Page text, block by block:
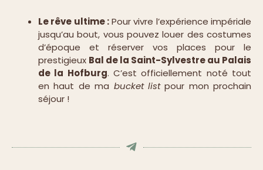
Le rêve ultime :Pour vivre l’expérience impériale
jusqu’au bout, vous pouvez louer des costumes
d’époque et réserver vos places pour le
prestigieux Bal de la Saint-Sylvestre au Palais
de la Hofburg. C’est officiellement noté tout
en haut de ma bucket listpour mon prochain
séjour !